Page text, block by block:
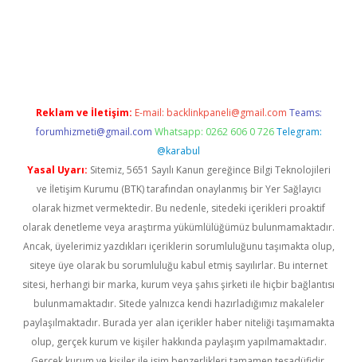
Reklam ve İletişim: E-mail: backlinkpaneli@gmail.com Teams:
forumhizmeti@gmail.com Whatsapp: 0262 606 0 726 Telegram:
@karabul
Yasal Uyarı: Sitemiz, 5651 Sayılı Kanun gereğince Bilgi Teknolojileri
ve İletişim Kurumu (BTK) tarafından onaylanmış bir Yer Sağlayıcı
olarak hizmet vermektedir. Bu nedenle, sitedeki içerikleri proaktif
olarak denetleme veya araştırma yükümlülüğümüz bulunmamaktadır.
Ancak, üyelerimiz yazdıkları içeriklerin sorumluluğunu taşımakta olup,
siteye üye olarak bu sorumluluğu kabul etmiş sayılırlar. Bu internet
sitesi, herhangi bir marka, kurum veya şahıs şirketi ile hiçbir bağlantısı
bulunmamaktadır. Sitede yalnızca kendi hazırladığımız makaleler
paylaşılmaktadır. Burada yer alan içerikler haber niteliği taşımamakta
olup, gerçek kurum ve kişiler hakkında paylaşım yapılmamaktadır.